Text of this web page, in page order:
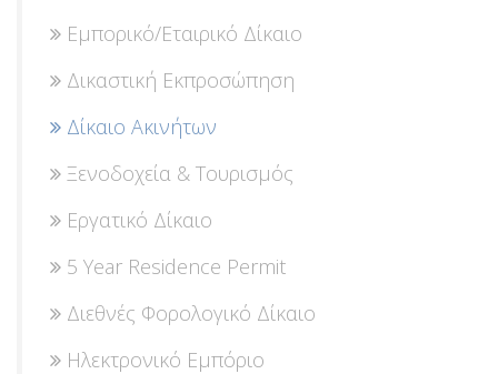
Εμπορικό/Εταιρικό Δίκαιο
Δικαστική Εκπροσώπηση
Δίκαιο Ακινήτων
Ξενοδοχεία & Τουρισμός
Εργατικό Δίκαιο
5 Year Residence Permit
Διεθνές Φορολογικό Δίκαιο
Ηλεκτρονικό Εμπόριο